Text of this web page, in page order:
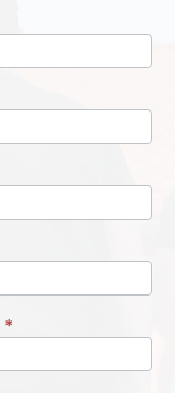
*